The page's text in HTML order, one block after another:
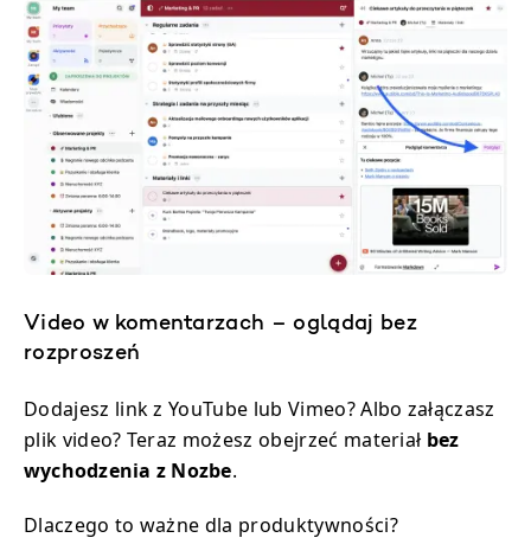
Video w komentarzach – oglądaj bez
rozproszeń
Dodajesz link z YouTube lub Vimeo? Albo załączasz
plik video? Teraz możesz obejrzeć materiał bez
wychodzenia z Nozbe.
Dlaczego to ważne dla produktywności?